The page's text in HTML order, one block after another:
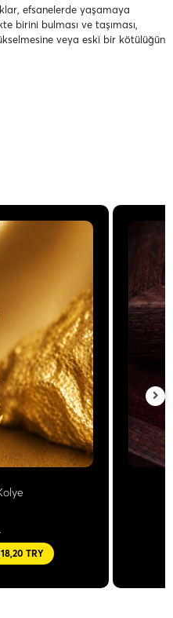
efsanelerde yaşamaya
birini bulması ve taşıması,
veya eski bir kötülüğün
TRY